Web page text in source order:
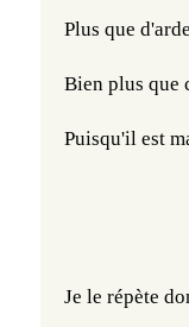
Plus que
Bien plus que
Puisqu'il est
Je le répète